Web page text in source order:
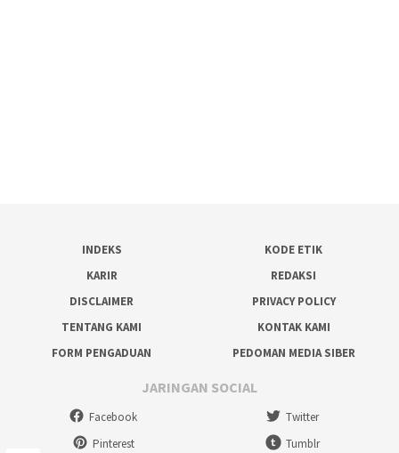
INDEKS
KODE ETIK
KARIR
REDAKSI
DISCLAIMER
PRIVACY POLICY
TENTANG KAMI
KONTAK KAMI
FORM PENGADUAN
PEDOMAN MEDIA SIBER
JARINGAN SOCIAL
Facebook
Twitter
Pinterest
Tumblr